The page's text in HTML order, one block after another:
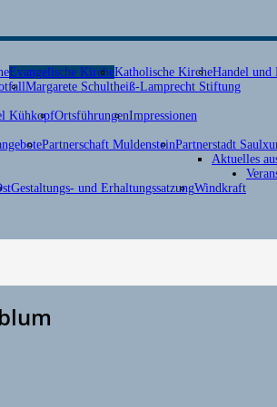
Evangelische KircheKatholische KircheHandel und
Margarete Schultheiß-Lamprecht Stiftung
KühkopfOrtsführungenImpressionen
Partnerschaft MuldensteinPartnerstadt
Aktuelles
Gestaltungs- und ErhaltungssatzungWindkraft